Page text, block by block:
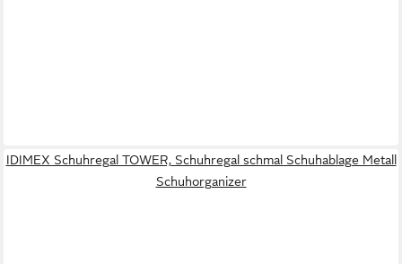
IDIMEX Schuhregal TOWER, Schuhregal schmal Schuhablage Metall
Schuhorganizer